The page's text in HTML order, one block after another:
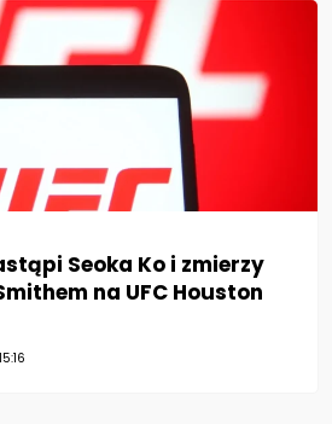
Seoka Ko i zmierzy
na UFC Houston